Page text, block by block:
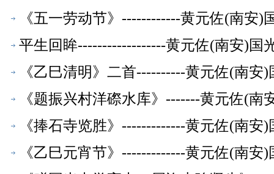
《五一劳动节》------------黄元佐(南安
平生回眸------------------黄元佐(南安)国
《乙巳清明》二首----------黄元佐(南
《题振兴村洋磜水库》-------黄元佐(
《捧石寺览胜》-------------黄元佐(南
《乙巳元宵节》-------------黄元佐(南